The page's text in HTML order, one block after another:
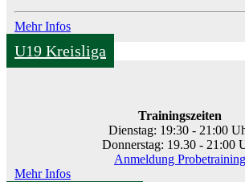
Mehr Infos
U19 Kreisliga
Trainingszeiten
Dienstag: 19:30 - 21:00
Donnerstag: 19.30 - 21:00
Anmeldung Probetraining
Mehr Infos